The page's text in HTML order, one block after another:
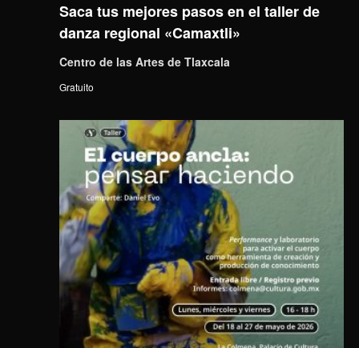
Saca tus mejores pasos en el taller de
danza regional «Camaxtli»
Centro de las Artes de Tlaxcala
Gratuito